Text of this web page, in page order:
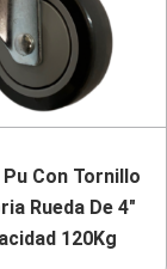
Pu Con Tornillo
Rueda De 4″
120Kg